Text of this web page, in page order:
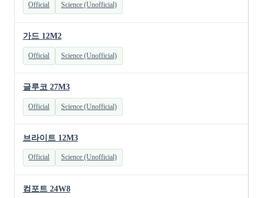
Official Science (Unofficial)
가드 12M2
Official Science (Unofficial)
글루코 27M3
Official Science (Unofficial)
브라이트 12M3
Official Science (Unofficial)
컴포트 24W8